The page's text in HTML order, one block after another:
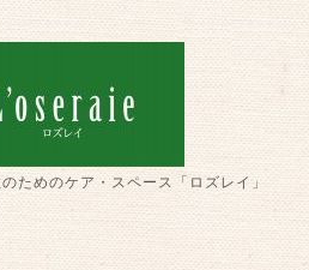
ためのケア・スペース「ロズレイ」